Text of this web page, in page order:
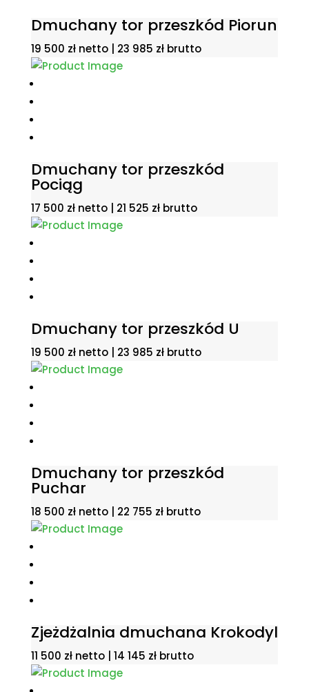
Dmuchany tor przeszkód Piorun
19 500 zł netto | 23 985 złbrutto
Dmuchany tor przeszkód
Pociąg
17 500 zł netto | 21 525 złbrutto
Dmuchany tor przeszkód U
19 500 zł netto | 23 985 złbrutto
Dmuchany tor przeszkód
Puchar
18 500 zł netto | 22 755 złbrutto
Zjeżdżalnia dmuchana Krokodyl
11 500 zł netto | 14 145 złbrutto